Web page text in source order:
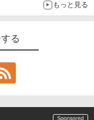
もっと見る
る